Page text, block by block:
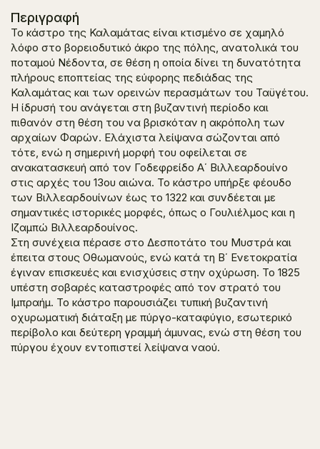
Περιγραφή
Το κάστρο της Καλαμάτας είναι κτισμένο σε χαμηλό
λόφο στο βορειοδυτικό άκρο της πόλης, ανατολικά του
ποταμού Νέδοντα, σε θέση η οποία δίνει τη δυνατότητα
πλήρους εποπτείας της εύφορης πεδιάδας της
Καλαμάτας και των ορεινών περασμάτων του Ταϋγέτου.
Η ίδρυσή του ανάγεται στη βυζαντινή περίοδο και
πιθανόν στη θέση του να βρισκόταν η ακρόπολη των
αρχαίων Φαρών. Ελάχιστα λείψανα σώζονται από
τότε, ενώ η σημερινή μορφή του οφείλεται σε
ανακατασκευή από τον Γοδεφρείδο Α΄ Βιλλεαρδουίνο
στις αρχές του 13ου αιώνα. Το κάστρο υπήρξε φέουδο
των Βιλλεαρδουίνων έως το 1322 και συνδέεται με
σημαντικές ιστορικές μορφές, όπως ο Γουλιέλμος και η
Ιζαμπώ Βιλλεαρδουίνος.
Στη συνέχεια πέρασε στο Δεσποτάτο του Μυστρά και
έπειτα στους Οθωμανούς, ενώ κατά τη Β΄ Ενετοκρατία
έγιναν επισκευές και ενισχύσεις στην οχύρωση. Το 1825
υπέστη σοβαρές καταστροφές από τον στρατό του
Ιμπραήμ. Το κάστρο παρουσιάζει τυπική βυζαντινή
οχυρωματική διάταξη με πύργο-καταφύγιο, εσωτερικό
περίβολο και δεύτερη γραμμή άμυνας, ενώ στη θέση του
πύργου έχουν εντοπιστεί λείψανα ναού.